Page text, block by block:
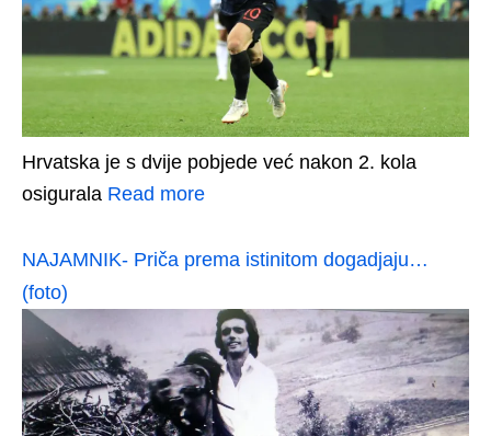
Hrvatska je s dvije pobjede već nakon 2. kola
osigurala Read more
NAJAMNIK- Priča prema istinitom dogadjaju…
(foto)